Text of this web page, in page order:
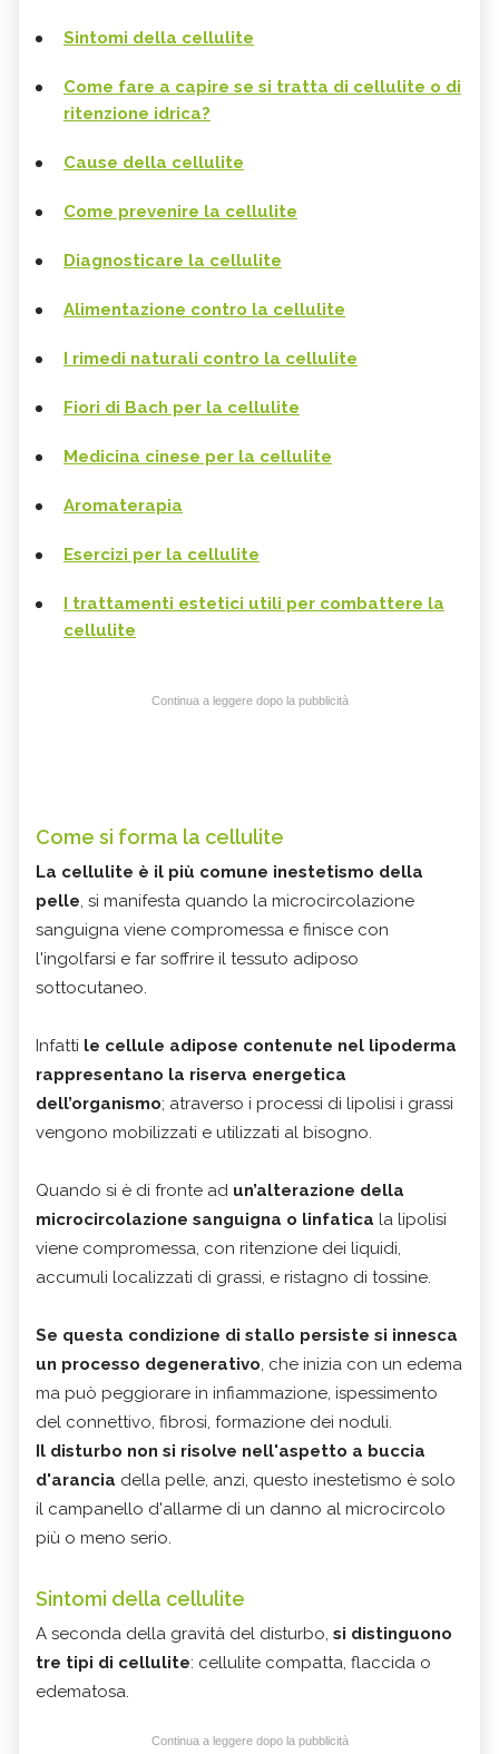
Sintomi della cellulite
Come fare a capire se si tratta di cellulite o di
ritenzione idrica?
Cause della cellulite
Come prevenire la cellulite
Diagnosticare la cellulite
Alimentazione contro la cellulite
I rimedi naturali contro la cellulite
Fiori di Bach per la cellulite
Medicina cinese per la cellulite
Aromaterapia
Esercizi per la cellulite
I trattamenti estetici utili per combattere la
cellulite
Continua a leggere dopo la pubblicità
Come si forma la cellulite
La cellulite è il più comune inestetismo della
pelle, si manifesta quando la microcircolazione
sanguigna viene compromessa e finisce con
l'ingolfarsi e far soffrire il tessuto adiposo
sottocutaneo.
Infatti le cellule adipose contenute nel lipoderma
rappresentano la riserva energetica
dell’organismo; atraverso i processi di lipolisi i grassi
vengono mobilizzati e utilizzati al bisogno.
Quando si è di fronte ad un’alterazione della
microcircolazione sanguigna o linfatica la lipolisi
viene compromessa, con ritenzione dei liquidi,
accumuli localizzati di grassi, e ristagno di tossine.
Se questa condizione di stallo persiste si innesca
un processo degenerativo, che inizia con un edema
ma può peggiorare in infiammazione, ispessimento
del connettivo, fibrosi, formazione dei noduli.
Il disturbo non si risolve nell'aspetto a buccia
d'arancia della pelle, anzi, questo inestetismo è solo
il campanello d'allarme di un danno al microcircolo
più o meno serio.
Sintomi della cellulite
A seconda della gravità del disturbo, si distinguono
tre tipi di cellulite: cellulite compatta, flaccida o
edematosa.
Continua a leggere dopo la pubblicità